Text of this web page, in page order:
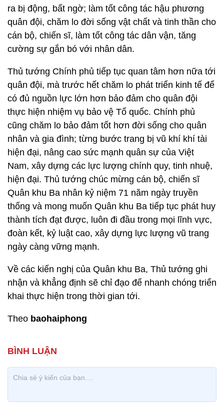
ra bị động, bất ngờ; làm tốt công tác hậu phương
quân đội, chăm lo đời sống vật chất và tinh thần cho
cán bộ, chiến sĩ, làm tốt công tác dân vận, tăng
cường sự gắn bó với nhân dân.
Thủ tướng Chính phủ tiếp tục quan tâm hơn nữa tới
quân đội, mà trước hết chăm lo phát triển kinh tế để
có đủ nguồn lực lớn hơn bảo đảm cho quân đội
thực hiện nhiệm vụ bảo vệ Tổ quốc. Chính phủ
cũng chăm lo bảo đảm tốt hơn đời sống cho quân
nhân và gia đình; từng bước trang bị vũ khí khí tài
hiện đại, nâng cao sức mạnh quân sự của Việt
Nam, xây dựng các lực lượng chính quy, tinh nhuệ,
hiện đại. Thủ tướng chúc mừng cán bộ, chiến sĩ
Quân khu Ba nhân kỷ niệm 71 năm ngày truyền
thống và mong muốn Quân khu Ba tiếp tục phát huy
thành tích đạt được, luôn đi đầu trong mọi lĩnh vực,
đoàn kết, kỷ luật cao, xây dựng lực lượng vũ trang
ngày càng vững mạnh.
Về các kiến nghị của Quân khu Ba, Thủ tướng ghi
nhận và khẳng định sẽ chỉ đạo để nhanh chóng triển
khai thực hiện trong thời gian tới.
Theo baohaiphong